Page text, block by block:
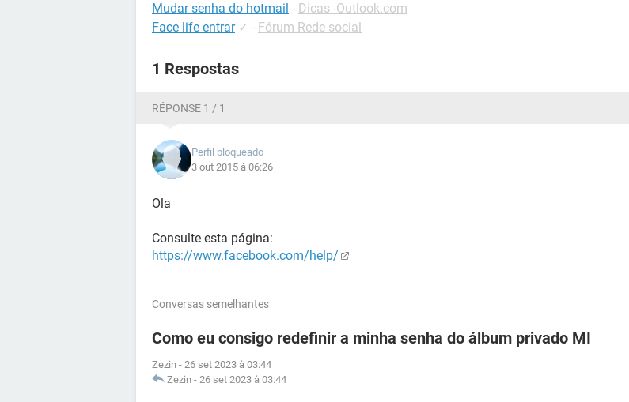
Mudar senha do hotmail - Dicas -Outlook.com
Face life entrar ✓ - Fórum Rede social
1 Respostas
RÉPONSE 1 / 1
Perfil bloqueado
3 out 2015 à 06:26
Ola
Consulte esta página:
https://www.facebook.com/help/
Conversas semelhantes
Como eu consigo redefinir a minha senha do álbum privado MI
Zezin - 26 set 2023 à 03:44
Zezin - 26 set 2023 à 03:44